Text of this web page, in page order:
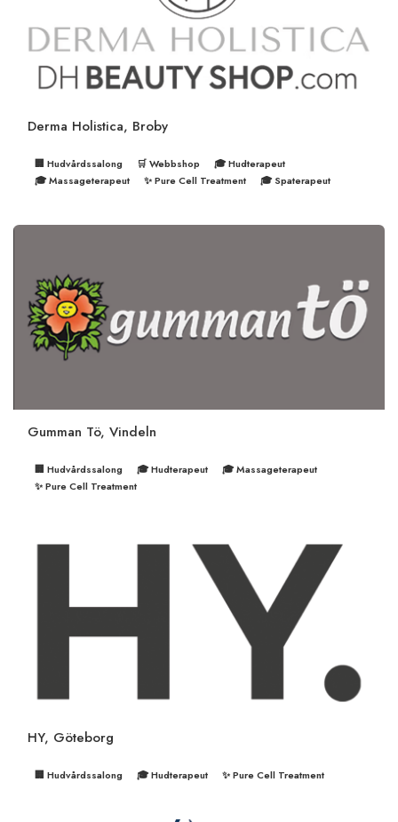
Derma Holistica, Broby
🏢 Hudvårdssalong 🛒 Webbshop
🎓 Hudterapeut
🎓 Massageterapeut
✨ Pure Cell Treatment 🎓 Spaterapeut
Gumman Tö, Vindeln
🏢 Hudvårdssalong 🎓 Hudterapeut
🎓 Massageterapeut
✨ Pure Cell Treatment
HY, Göteborg
🏢 Hudvårdssalong 🎓 Hudterapeut ✨ Pure Cell Treatment